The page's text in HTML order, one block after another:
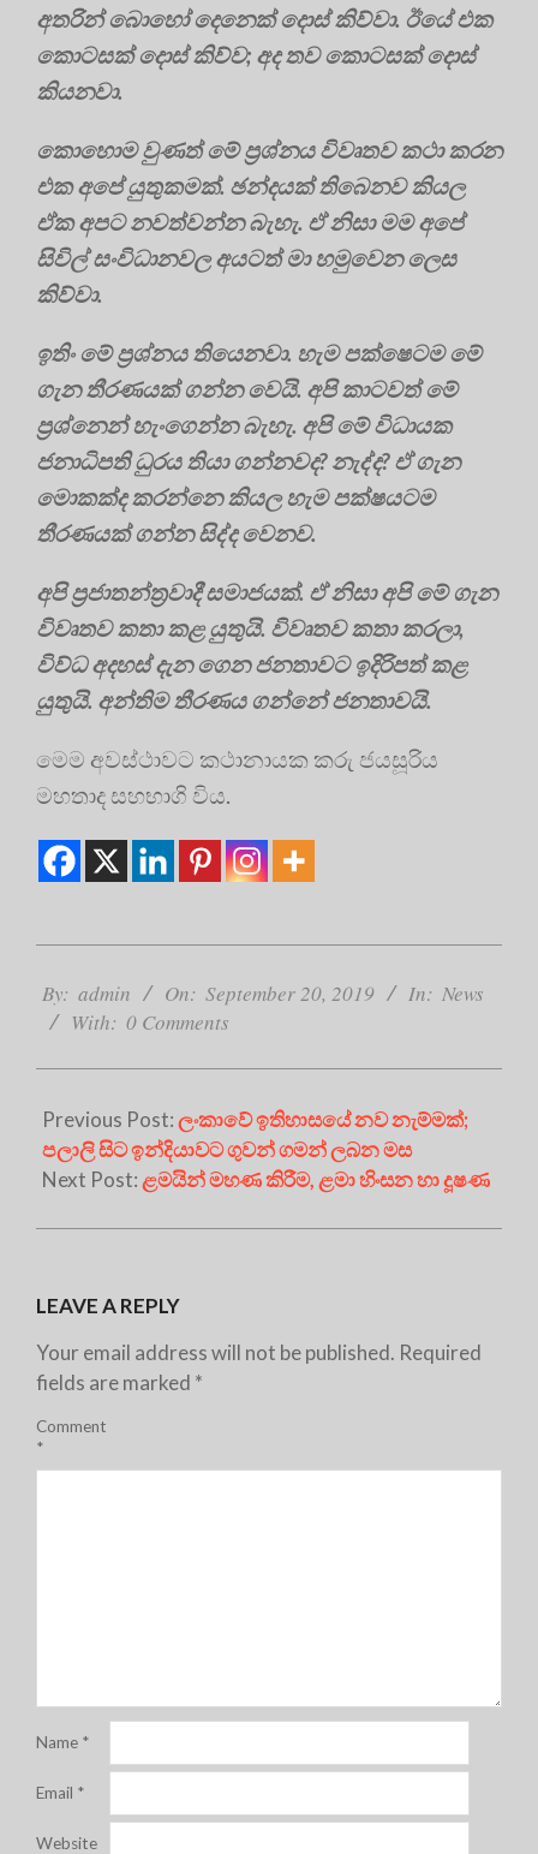
අතරින් බොහෝ දෙනෙක් දොස් කිව්වා. ඊයේ එක
කොටසක් දොස් කිව්ව; අද තව කොටසක් දොස්
කියනවා.
කොහොම වුණත් මේ ප්‍රශ්නය විවෘතව කථා කරන
එක අපේ යුතුකමක්. ඡන්දයක් තිබෙනව කියල
ඒක අපට නවත්වන්න බැහැ. ඒ නිසා මම අපේ
සිවිල් සංවිධානවල අයටත් මා හමුවෙන ලෙස
කිව්වා.
ඉතිං මේ ප්‍රශ්නය තියෙනවා. හැම පක්ෂෙටම මේ
ගැන තීරණයක් ගන්න වෙයි. අපි කාටවත් මේ
ප්‍රශ්නෙන් හැංගෙන්න බැහැ. අපි මේ විධායක
ජනාධිපති ධුරය තියා ගන්නවද? නැද්ද? ඒ ගැන
මොකක්ද කරන්නෙ කියල හැම පක්ෂයටම
තීරණයක් ගන්න සිද්ද වෙනව.
අපි ප්‍රජාතන්ත්‍රවාදී සමාජයක්. ඒ නිසා අපි මේ ගැන
විවෘතව කතා කළ යුතුයි. විවෘතව කතා කරලා,
විව්ධ අදහස් දැන ගෙන ජනතාවට ඉදිරිපත් කළ
යුතුයි. අන්තිම තීරණය ගන්නේ ජනතාවයි.
මෙම අවස්ථාවට කථානායක කරු ජයසූරිය
මහතාද සහභාගි විය.
09-
20
By: admin On: September 20, 2019 In: News
With: 0 Comments
Previous Post:ලංකාවේ ඉතිහාසයේ නව නැම්මක්;
පලාලි සිට ඉන්දියාවට ගුවන් ගමන් ලබන මස
Next Post:ළමයින් මහණ කිරීම, ළමා හිංසන හා දූෂණ
LEAVE A REPLY
Your email address will not be published. Required
fields are marked *
Comment
*
Name *
Email *
Website